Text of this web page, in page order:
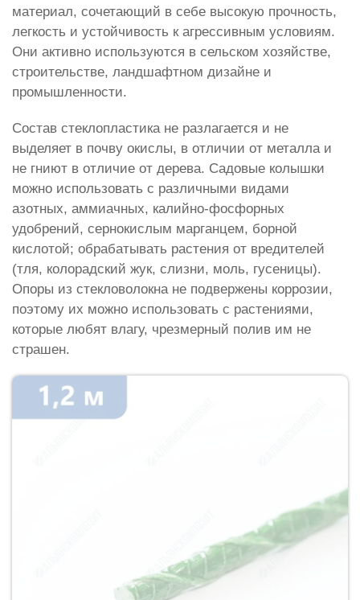
материал, сочетающий в себе высокую прочность,
легкость и устойчивость к агрессивным условиям.
Они активно используются в сельском хозяйстве,
строительстве, ландшафтном дизайне и
промышленности.
Состав стеклопластика не разлагается и не
выделяет в почву окислы, в отличии от металла и
не гниют в отличие от дерева. Садовые колышки
можно использовать с различными видами
азотных, аммиачных, калийно-фосфорных
удобрений, сернокислым марганцем, борной
кислотой; обрабатывать растения от вредителей
(тля, колорадский жук, слизни, моль, гусеницы).
Опоры из стекловолокна не подвержены коррозии,
поэтому их можно использовать с растениями,
которые любят влагу, чрезмерный полив им не
страшен.